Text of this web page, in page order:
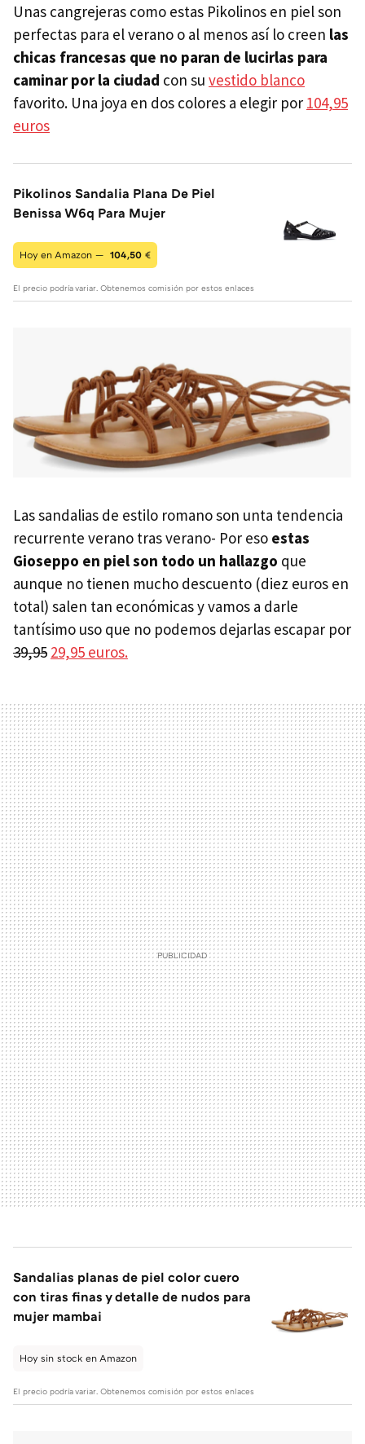
Unas cangrejeras como estas Pikolinos en piel son
perfectas para el verano o al menos así lo creen las
chicas francesas que no paran de lucirlas para
caminar por la ciudad con su vestido blanco
favorito. Una joya en dos colores a elegir por 104,95
euros
Pikolinos Sandalia Plana De Piel
Benissa W6q Para Mujer
Hoy en Amazon — 104,50 €
El precio podría variar. Obtenemos comisión por estos enlaces
Las sandalias de estilo romano son unta tendencia
recurrente verano tras verano- Por eso estas
Gioseppo en piel son todo un hallazgo que
aunque no tienen mucho descuento (diez euros en
total) salen tan económicas y vamos a darle
tantísimo uso que no podemos dejarlas escapar por
39,95 29,95 euros.
Sandalias planas de piel color cuero
con tiras finas y detalle de nudos para
mujer mambai
Hoy sin stock en Amazon
El precio podría variar. Obtenemos comisión por estos enlaces